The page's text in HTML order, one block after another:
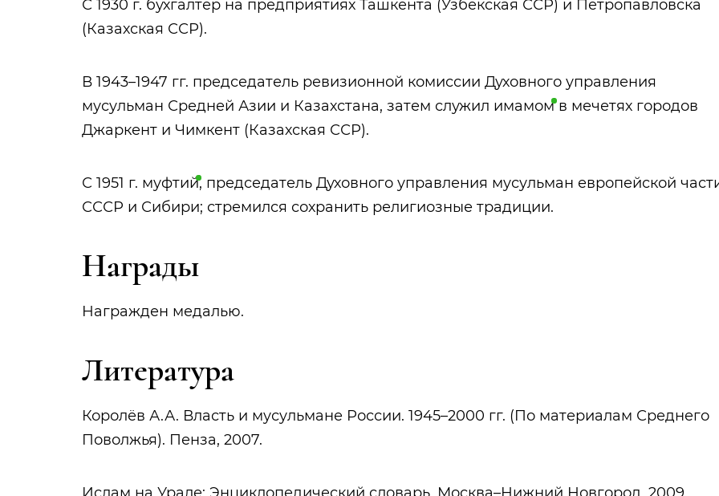
С 1930 г. бухгалтер на предприятиях Ташкента (Узбекская ССР) и Петропавловска
(Казахская ССР).
В 1943–1947 гг. председатель ревизионной комиссии Духовного управления
мусульман Средней Азии и Казахстана, затем служил имамомв мечетях городов
Джаркент и Чимкент (Казахская ССР).
С 1951 г. муфтий, председатель Духовного управления мусульман европейской
СССР и Сибири; стремился сохранить религиозные традиции.
Награды
Награжден медалью.
Литература
Королёв А.А. Власть и мусульмане России. 1945–2000 гг. (По материалам Среднего
Поволжья). Пенза, 2007.